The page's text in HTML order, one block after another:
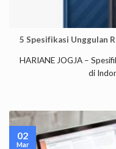
5 Spesifikasi Unggulan
HARIANE JOGJA –
di
02
Mar